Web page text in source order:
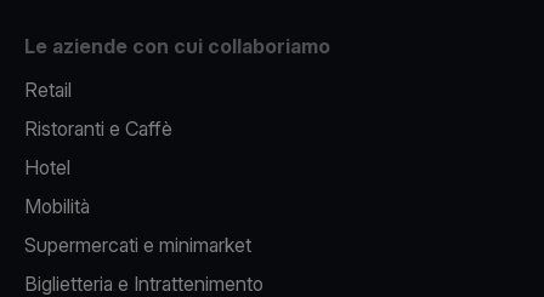
Le aziende con cui collaboriamo
Retail
Ristoranti e Caffè
Hotel
Mobilità
Supermercati e minimarket
Biglietteria e Intrattenimento